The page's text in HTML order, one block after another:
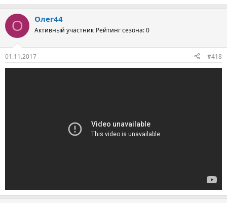
О Олег44
Активный участник Рейтинг сезона: 0
01.11.2017 #418